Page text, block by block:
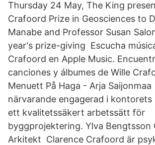
Thursday 24 May, The King
Crafoord Prize in Geosciences to
Manabe and Professor Susan
year's prize-giving Escucha
Crafoord en Apple Music.
canciones y álbumes de Wille
Menuett På Haga - Arja
närvarande engagerad i
ett kvalitetssäkert arbetssätt för
byggprojektering. Ylva Bengtsson
Arkitekt Clarence Crafoord är